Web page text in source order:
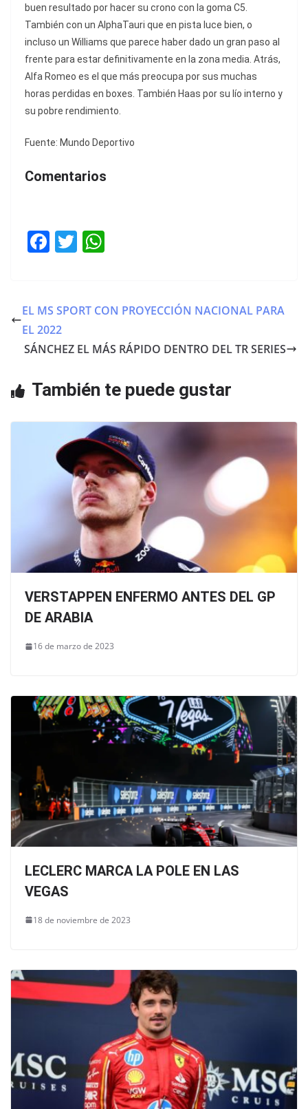
buen resultado por hacer su crono con la goma C5.
También con un AlphaTauri que en pista luce bien, o
incluso un Williams que parece haber dado un gran paso al
frente para estar definitivamente en la zona media. Atrás,
Alfa Romeo es el que más preocupa por sus muchas
horas perdidas en boxes. También Haas por su lío interno y
su pobre rendimiento.
Fuente: Mundo Deportivo
Comentarios
F
e
b
o
k
T
er s
p
EL MS SPORT CON PROYECCIÓN NACIONAL PARA
EL 2022
SÁNCHEZ EL MÁS RÁPIDO DENTRO DEL TR SERIES
También te puede gustar
VERSTAPPEN ENFERMO ANTES DEL GP
DE ARABIA
16 de marzo de 2023
LECLERC MARCA LA POLE EN LAS
VEGAS
18 de noviembre de 2023